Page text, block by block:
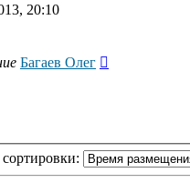
20:10
Багаев Олег